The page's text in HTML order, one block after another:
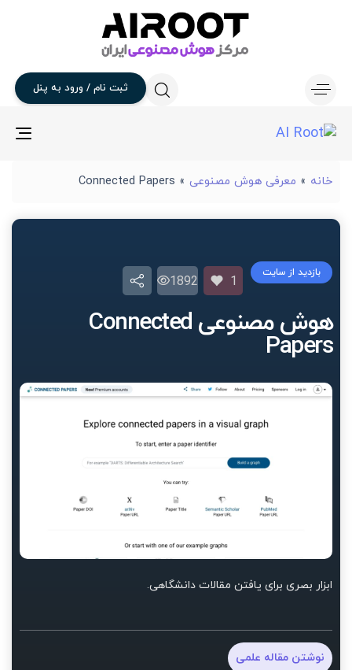
ثبت نام / ورود به پنل
خانه » معرفی هوش مصنوعی »
Connected Papers
هوش مصنوعی Connected
Papers
بازدید از سایت
1
1892
ابزار بصری برای یافتن مقالات دانشگاهی.
نوشتن مقاله علمی